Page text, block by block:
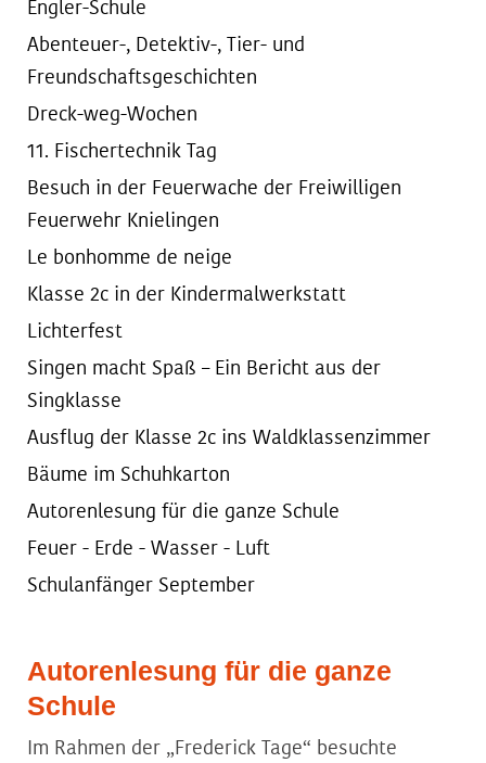
Engler-Schule
Abenteuer-, Detektiv-, Tier- und
Freundschaftsgeschichten
Dreck-weg-Wochen
11. Fischertechnik Tag
Besuch in der Feuerwache der Freiwilligen
Feuerwehr Knielingen
Le bonhomme de neige
Klasse 2c in der Kindermalwerkstatt
Lichterfest
Singen macht Spaß – Ein Bericht aus der
Singklasse
Ausflug der Klasse 2c ins Waldklassenzimmer
Bäume im Schuhkarton
Autorenlesung für die ganze Schule
Feuer - Erde - Wasser - Luft
Schulanfänger September
Autorenlesung für die ganze
Schule
Im Rahmen der „Frederick Tage“ besuchte